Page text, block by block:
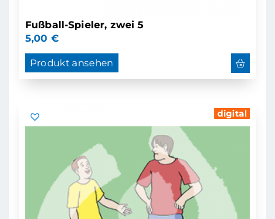
Fußball-Spieler, zwei 5
5,00 €
Produkt ansehen
digital